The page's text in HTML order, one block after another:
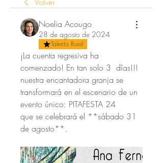
Noelia Acougo
28 de agosto de 2024
Talento Rural
¡La cuenta regresiva ha
comenzado! En tan solo 3  días!!!
nuestra encantadora granja se
transformará en el escenario de un
evento único: PITAFESTA 24
que se celebrará el **sábado 31
de agosto**.